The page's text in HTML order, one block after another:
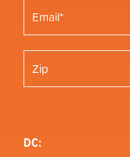
DC: